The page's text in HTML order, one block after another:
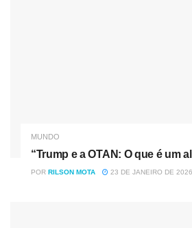
MUNDO
“Trump e a OTAN: O que é um
POR RILSON MOTA 23 DE JANEIRO DE 2026